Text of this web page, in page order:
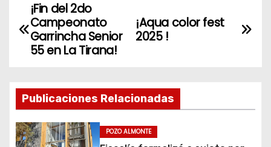
N
a
e
g
a
¡Aqua color fest
2025 !
¡Fin del 2do
Campeonato
Garrincha Senior
55 en La Tirana!
Publicaciones Relacionadas
POZO ALMONTE